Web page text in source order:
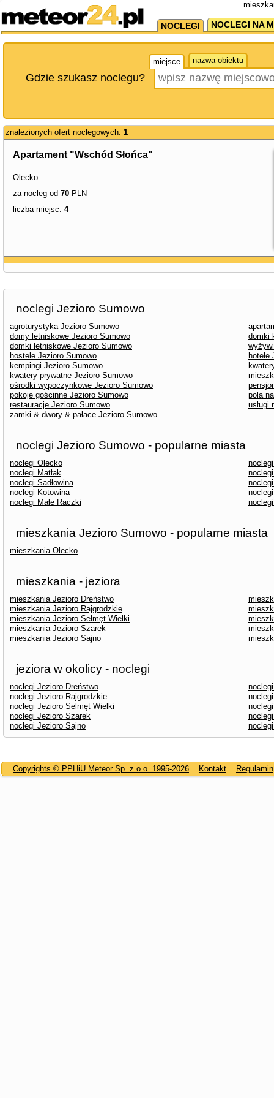
NOCLEGI NOCLEGI NA
miejsce nazwa obiektu
Gdzie szukasz noclegu?
znalezionych ofert noclegowych: 1
Apartament "Wschód Słońca"
Olecko
za nocleg od 70 PLN
liczba miejsc: 4
noclegi Jezioro Sumowo
agroturystyka Jezioro Sumowo
domy letniskowe Jezioro Sumowo
domki
domki letniskowe Jezioro Sumowo
hostele Jezioro Sumowo
hotele
kempingi Jezioro Sumowo
kwatery prywatne Jezioro Sumowo
ośrodki wypoczynkowe Jezioro Sumowo
pokoje gościnne Jezioro Sumowo
pola
restauracje Jezioro Sumowo
usługi
zamki & dwory & pałace Jezioro Sumowo
noclegi Jezioro Sumowo - popularne miasta
noclegi Olecko
noclegi Matłak
noclegi Sadłowina
noclegi Kotowina
noclegi Małe Raczki
mieszkania Jezioro Sumowo - popularne miasta
mieszkania Olecko
mieszkania - jeziora
mieszkania Jezioro Dreństwo
mieszkania Jezioro Rajgrodzkie
mieszkania Jezioro Selmęt Wielki
mieszkania Jezioro Szarek
mieszkania Jezioro Sajno
jeziora w okolicy - noclegi
noclegi Jezioro Dreństwo
noclegi Jezioro Rajgrodzkie
noclegi Jezioro Selmęt Wielki
noclegi Jezioro Szarek
noclegi Jezioro Sajno
Copyrights © PPHiU Meteor Sp. z o.o. 1995-2026 Kontakt Regulamin